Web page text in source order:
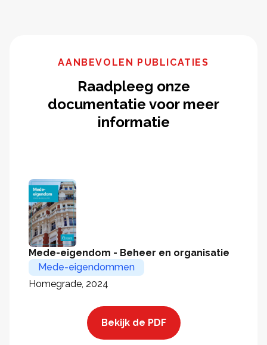
AANBEVOLEN PUBLICATIES
Raadpleeg onze
documentatie voor meer
informatie
Mede-eigendom - Beheer en organisatie
Mede-eigendommen
Homegrade, 2024
Bekijk de PDF